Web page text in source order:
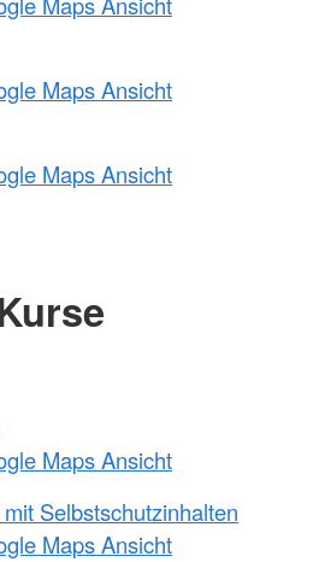
Maps Ansicht
Maps Ansicht
Maps Ansicht
Selbstschutzinhalten
Maps Ansicht